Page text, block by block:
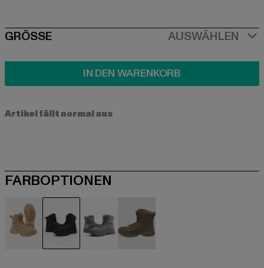
SIZE
GRÖSSE AUSWÄHLEN
IN DEN WARENKORB
Artikel fällt normal aus
FARBOPTIONEN